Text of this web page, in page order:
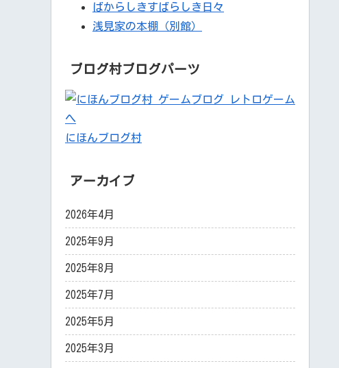
ばからしきすばらしき日々
浅見家の本棚（別館）
ブログ村ブログパーツ
にほんブログ村
アーカイブ
2026年4月
2025年9月
2025年8月
2025年7月
2025年5月
2025年3月